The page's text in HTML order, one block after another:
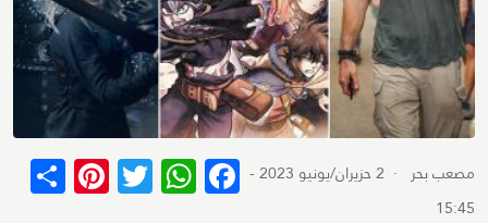
مصعب بحر
· 2 حزيران/يونيو 2023 -
15:45
Facebook
Twitter